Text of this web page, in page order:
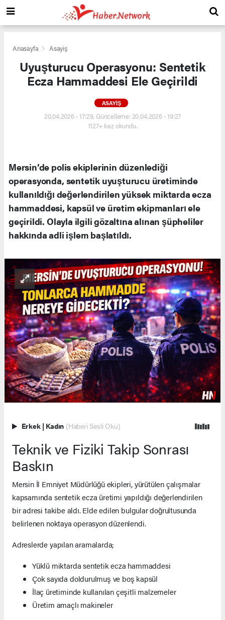
Anasayfa Asayiş
Uyuşturucu Operasyonu: Sentetik
Ecza Hammaddesi Ele Geçirildi
ASAYIŞ
20.04.2026 - 17:29, Güncelleme: 20.04.2026 - 19:27
1127+ kez okundu.
Mersin’de polis ekiplerinin düzenlediği
operasyonda, sentetik uyuşturucu üretiminde
kullanıldığı değerlendirilen yüksek miktarda ecza
hammaddesi, kapsül ve üretim ekipmanları ele
geçirildi. Olayla ilgili gözaltına alınan şüpheliler
hakkında adli işlem başlatıldı.
Erkek | Kadın (Haberi Sesli Oku)
Teknik ve Fiziki Takip Sonrası
Baskın
Mersin İl Emniyet Müdürlüğü ekipleri, yürütülen çalışmalar
kapsamında sentetik ecza üretimi yapıldığı değerlendirilen
bir adresi takibe aldı. Elde edilen bulgular doğrultusunda
belirlenen noktaya operasyon düzenlendi.
Adreslerde yapılan aramalarda;
Yüklü miktarda sentetik ecza hammaddesi
Çok sayıda doldurulmuş ve boş kapsül
İlaç üretiminde kullanılan çeşitli malzemeler
Üretim amaçlı makineler